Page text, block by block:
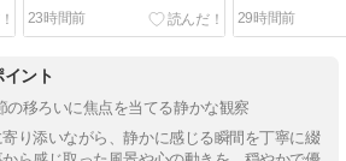
23時間前
29時間前
ント
の移ろいに焦点を当てる静かな観察
り添いながら、静かに感じる瞬間を丁寧に綴